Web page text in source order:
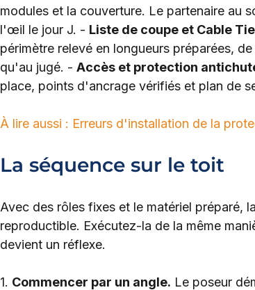
modules et la couverture. Le partenaire au
l'œil le jour J. - Liste de coupe et Cable
périmètre relevé en longueurs préparées,
qu'au jugé. - Accès et protection
place, points d'ancrage vérifiés et plan de
À lire aussi : Erreurs d'installation de la
La séquence sur le toit
Avec des rôles fixes et le matériel préparé,
reproductible. Exécutez-la de la même
devient un réflexe.
1. Commencer par un angle. Le poseur